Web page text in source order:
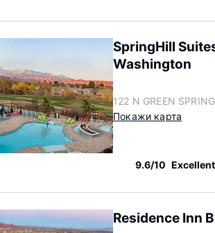
SpringHill
Washington
122 N GREEN
Покажи карта
9.6/10 Excellent
Residence Inn